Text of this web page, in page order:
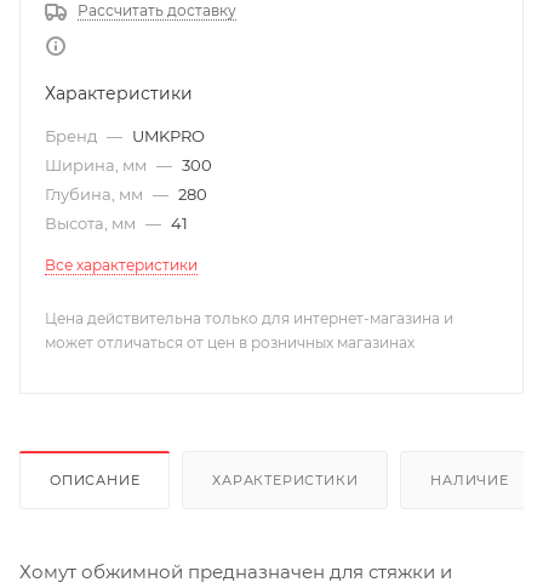
Рассчитать доставку
Характеристики
Бренд — UMKPRO
Ширина, мм — 300
Глубина, мм — 280
Высота, мм — 41
Все характеристики
Цена действительна только для интернет-магазина и
может отличаться от цен в розничных магазинах
ОПИСАНИЕ ХАРАКТЕРИСТИКИ НАЛИЧИЕ
Хомут обжимной предназначен для стяжки и